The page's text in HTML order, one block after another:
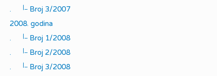
.
|_
Broj 3/2007
2008. godina
.
|_
Broj 1/2008
.
|_
Broj 2/2008
.
|_
Broj 3/2008